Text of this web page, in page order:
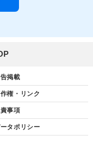
掲載
権・リンク
事項
タポリシー